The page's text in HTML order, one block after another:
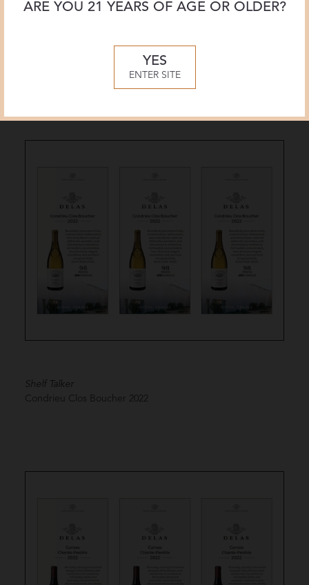
Châteauneuf-du-Pape Haute Pierre
Shelf Talker
Condrieu Clos Boucher 2022
ARE YOU 21 YEARS OF AGE OR OLDER?
YES
ENTER SITE